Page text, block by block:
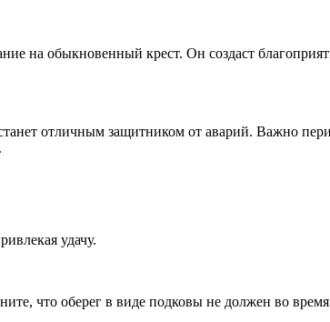
на обыкновенный крест. Он создаст
отличным защитником от аварий. Важно
удачу.
что оберег в виде подковы не должен во